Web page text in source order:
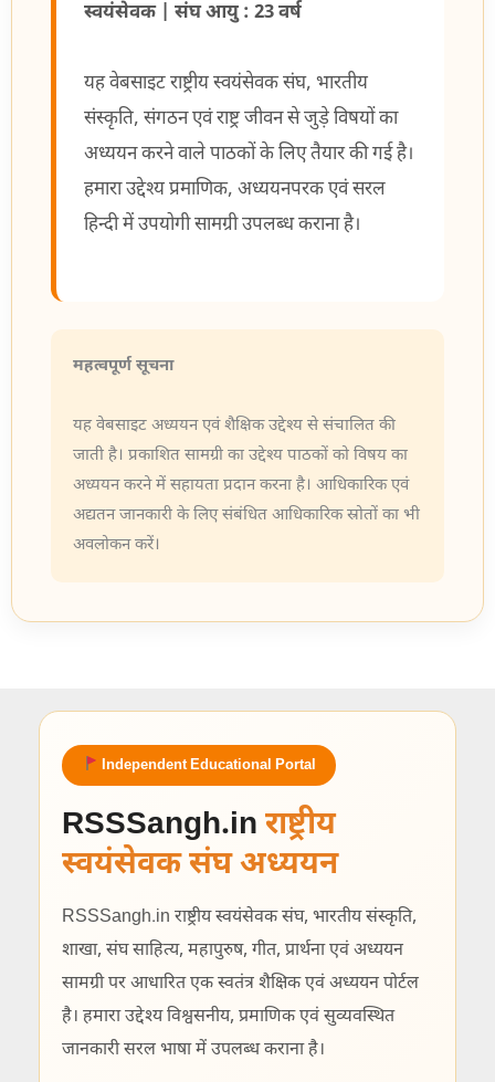
स्वयंसेवक | संघ आयु : 23 वर्ष
यह वेबसाइट राष्ट्रीय स्वयंसेवक संघ, भारतीय
संस्कृति, संगठन एवं राष्ट्र जीवन से जुड़े विषयों का
अध्ययन करने वाले पाठकों के लिए तैयार की गई है।
हमारा उद्देश्य प्रमाणिक, अध्ययनपरक एवं सरल
हिन्दी में उपयोगी सामग्री उपलब्ध कराना है।
महत्वपूर्ण सूचना
यह वेबसाइट अध्ययन एवं शैक्षिक उद्देश्य से संचालित की
जाती है। प्रकाशित सामग्री का उद्देश्य पाठकों को विषय का
अध्ययन करने में सहायता प्रदान करना है। आधिकारिक एवं
अद्यतन जानकारी के लिए संबंधित आधिकारिक स्रोतों का भी
अवलोकन करें।
Independent Educational Portal
RSSSangh.in राष्ट्रीय
स्वयंसेवक संघ अध्ययन
RSSSangh.in राष्ट्रीय स्वयंसेवक संघ, भारतीय संस्कृति,
शाखा, संघ साहित्य, महापुरुष, गीत, प्रार्थना एवं अध्ययन
सामग्री पर आधारित एक स्वतंत्र शैक्षिक एवं अध्ययन पोर्टल
है। हमारा उद्देश्य विश्वसनीय, प्रमाणिक एवं सुव्यवस्थित
जानकारी सरल भाषा में उपलब्ध कराना है।